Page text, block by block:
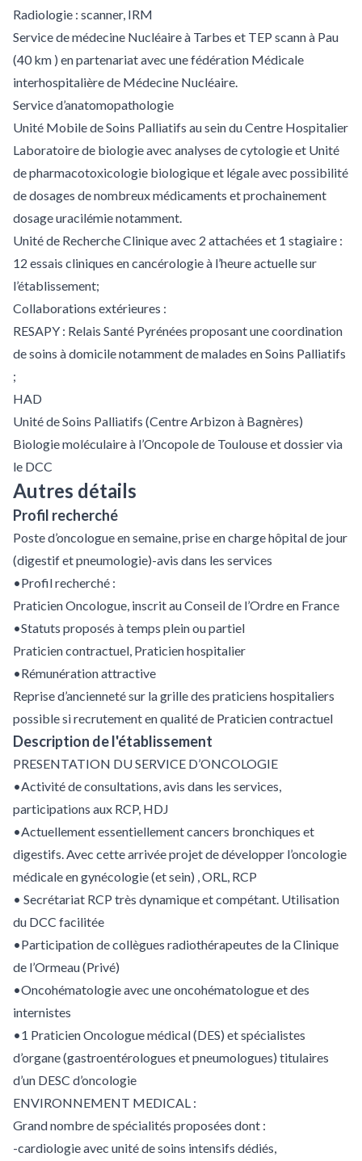
Radiologie : scanner, IRM
Service de médecine Nucléaire à Tarbes et TEP scann à Pau
(40 km ) en partenariat avec une fédération Médicale
interhospitalière de Médecine Nucléaire.
Service d’anatomopathologie
Unité Mobile de Soins Palliatifs au sein du Centre Hospitalier
Laboratoire de biologie avec analyses de cytologie et Unité
de pharmacotoxicologie biologique et légale avec possibilité
de dosages de nombreux médicaments et prochainement
dosage uracilémie notamment.
Unité de Recherche Clinique avec 2 attachées et 1 stagiaire :
12 essais cliniques en cancérologie à l’heure actuelle sur
l’établissement;
Collaborations extérieures :
RESAPY : Relais Santé Pyrénées proposant une coordination
de soins à domicile notamment de malades en Soins Palliatifs
;
HAD
Unité de Soins Palliatifs (Centre Arbizon à Bagnères)
Biologie moléculaire à l’Oncopole de Toulouse et dossier via
le DCC
Autres détails
Profil recherché
Poste d’oncologue en semaine, prise en charge hôpital de jour
(digestif et pneumologie)-avis dans les services
•Profil recherché :
Praticien Oncologue, inscrit au Conseil de l’Ordre en France
•Statuts proposés à temps plein ou partiel
Praticien contractuel, Praticien hospitalier
•Rémunération attractive
Reprise d’ancienneté sur la grille des praticiens hospitaliers
possible si recrutement en qualité de Praticien contractuel
Description de l'établissement
PRESENTATION DU SERVICE D’ONCOLOGIE
•Activité de consultations, avis dans les services,
participations aux RCP, HDJ
•Actuellement essentiellement cancers bronchiques et
digestifs. Avec cette arrivée projet de développer l’oncologie
médicale en gynécologie (et sein) , ORL, RCP
• Secrétariat RCP très dynamique et compétant. Utilisation
du DCC facilitée
•Participation de collègues radiothérapeutes de la Clinique
de l’Ormeau (Privé)
•Oncohématologie avec une oncohématologue et des
internistes
•1 Praticien Oncologue médical (DES) et spécialistes
d’organe (gastroentérologues et pneumologues) titulaires
d’un DESC d’oncologie
ENVIRONNEMENT MEDICAL :
Grand nombre de spécialités proposées dont :
-cardiologie avec unité de soins intensifs dédiés,